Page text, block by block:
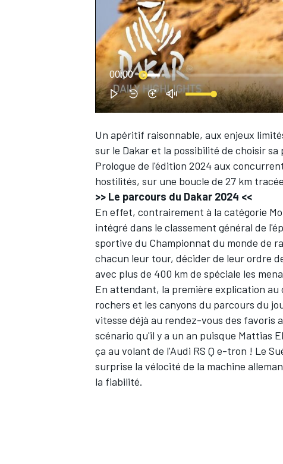
WRC
WEC
00:00
Un apéritif raisonnable, aux enjeux
sur le Dakar et la possibilité de choisir
Prologue de l'édition 2024 aux
hostilités, sur une boucle de 27 km
>> Le parcours du Dakar 2024 <<
En effet, contrairement à la catégorie
intégré dans le classement général de
sportive du Championnat du monde de
chacun leur tour, décider de leur ordre
avec plus de 400 km de spéciale les
En attendant, la première explication
rochers et les canyons du parcours du
vitesse déjà au rendez-vous des favoris
scénario qu'il y a un an puisque Mattias
ça au volant de l'Audi RS Q e-tron ! Le
surprise la vélocité de la machine
la fiabilité.